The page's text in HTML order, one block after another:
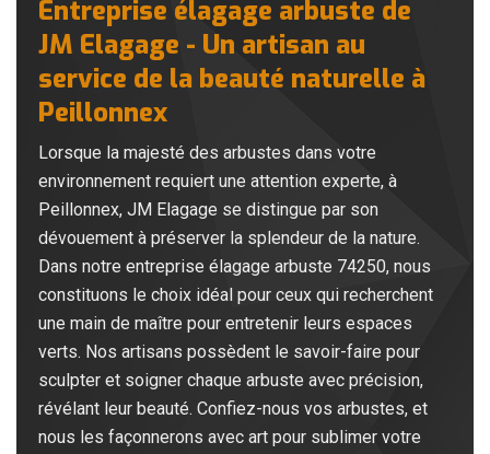
Entreprise élagage arbuste de
JM Elagage - Un artisan au
service de la beauté naturelle à
Peillonnex
Lorsque la majesté des arbustes dans votre
environnement requiert une attention experte, à
Peillonnex, JM Elagage se distingue par son
dévouement à préserver la splendeur de la nature.
Dans notre entreprise élagage arbuste 74250, nous
constituons le choix idéal pour ceux qui recherchent
une main de maître pour entretenir leurs espaces
verts. Nos artisans possèdent le savoir-faire pour
sculpter et soigner chaque arbuste avec précision,
révélant leur beauté. Confiez-nous vos arbustes, et
nous les façonnerons avec art pour sublimer votre